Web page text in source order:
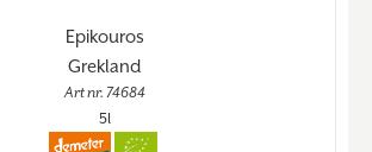
Epikouros
Grekland
Art nr. 74684
5l